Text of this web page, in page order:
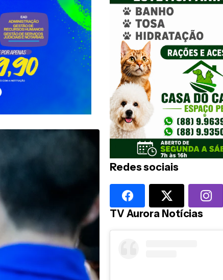
Redes sociais
TV Aurora Notícias